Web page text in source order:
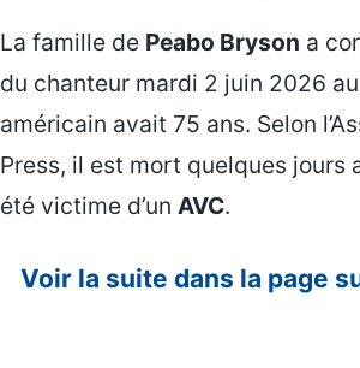
La famille de Peabo Bryson a
du chanteur mardi 2 juin 2026 au
américain avait 75 ans. Selon
Press, il est mort quelques jours
été victime d’un AVC.
Voir la suite dans la page